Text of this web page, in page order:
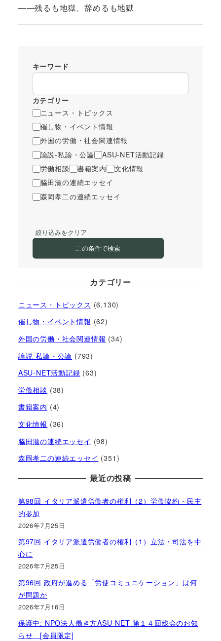
――残るも地獄、辞めるも地獄
キーワード
カテゴリー
ニュース・トピックス
催し物・イベント情報
外国の労働・社会関連情報
論説-私論・公論
ASU-NET活動記録
労働相談
書籍案内
文化情報
脇田滋の連続エッセイ
森岡孝二の連続エッセイ
絞り込みをクリア
この条件で検索
カテゴリー
ニュース・トピックス (6,130)
催し物・イベント情報 (62)
外国の労働・社会関連情報 (34)
論説-私論・公論 (793)
ASU-NET活動記録 (63)
労働相談 (38)
書籍案内 (4)
文化情報 (36)
脇田滋の連続エッセイ (98)
森岡孝二の連続エッセイ (351)
最近の投稿
第98回 イタリア派遣労働者の権利（2）労働協約・民主
的参加
2026年7月25日
第97回 イタリア派遣労働者の権利（1）立法・司法を中
心に
2026年7月25日
第96回 政府が進める「労使コミュニケーション」は何
が問題か
2026年7月16日
保護中: NPO法人働き方ASU-NET 第１４回総会のお知
らせ [会員限定]